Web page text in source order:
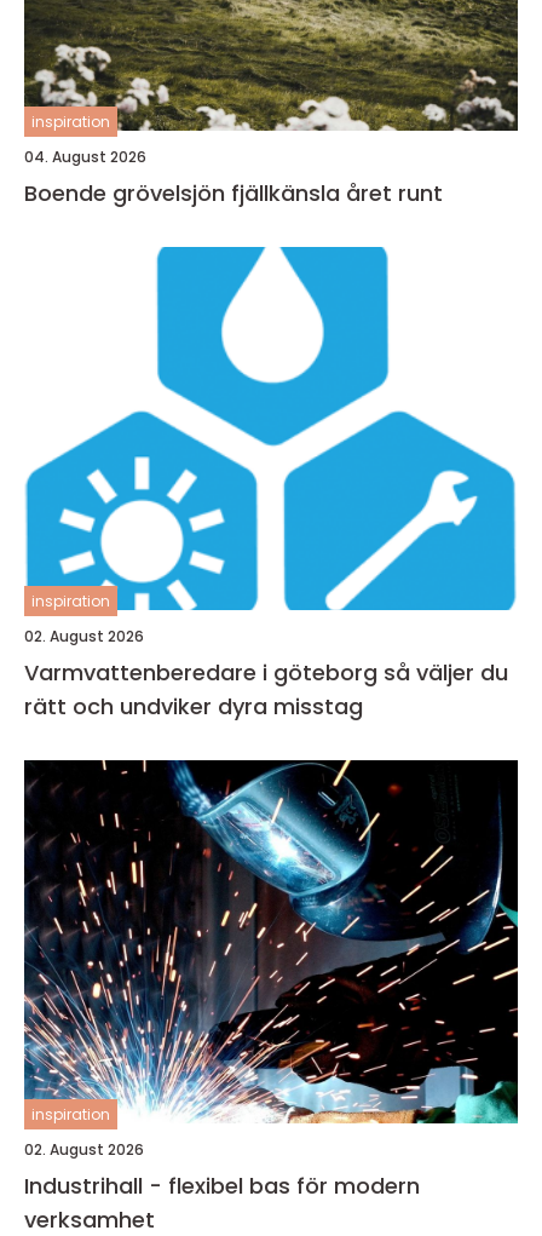
inspiration
04. August 2026
Boende grövelsjön fjällkänsla året runt
inspiration
02. August 2026
Varmvattenberedare i göteborg så väljer du
rätt och undviker dyra misstag
inspiration
02. August 2026
Industrihall - flexibel bas för modern
verksamhet